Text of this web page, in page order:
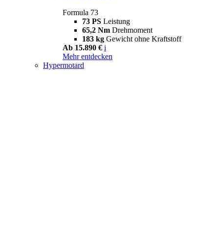
Formula 73
73 PS Leistung
65,2 Nm Drehmoment
183 kg Gewicht ohne Kraftstoff
Ab 15.890 € i
Mehr entdecken
Hypermotard